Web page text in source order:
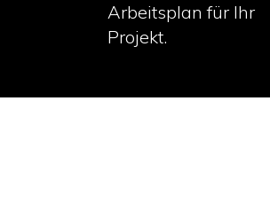
Arbeitsplan für Ihr
Projekt.